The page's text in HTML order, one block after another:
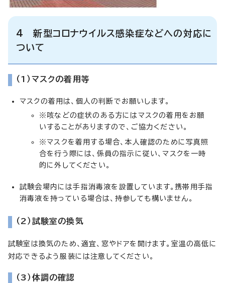
4 新型コロナウイルス感染症などへの対応に
ついて
（1）マスクの着用等
マスクの着用は、個人の判断でお願いします。
※咳などの症状のある方にはマスクの着用をお願
いすることがありますので、ご協力ください。
※マスクを着用する場合、本人確認のために写真照
合を行う際には、係員の指示に従い、マスクを一時
的に外してください。
試験会場内には手指消毒液を設置しています。携帯用手指
消毒液を持っている場合は、持参しても構いません。
（2）試験室の換気
試験室は換気のため、適宜、窓やドアを開けます。室温の高低に
対応できるよう服装には注意してください。
（3）体調の確認